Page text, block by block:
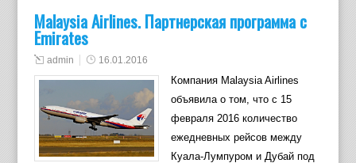
Malaysia Airlines. Партнерская программа с
Emirates
admin 16.01.2016
Компания Malaysia Airlines
объявила о том, что с 15
февраля 2016 количество
ежедневных рейсов между
Куала-Лумпуром и Дубай под